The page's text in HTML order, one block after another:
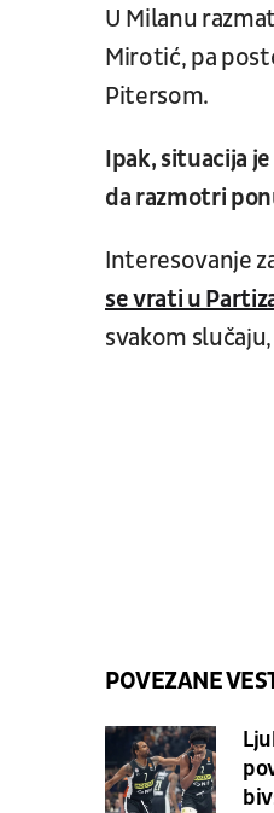
U Milanu
Mirotić, pa
Pitersom.
Ipak, situacija
da razmotri
Interesovanje
se vrati u
svakom
POVEZANE